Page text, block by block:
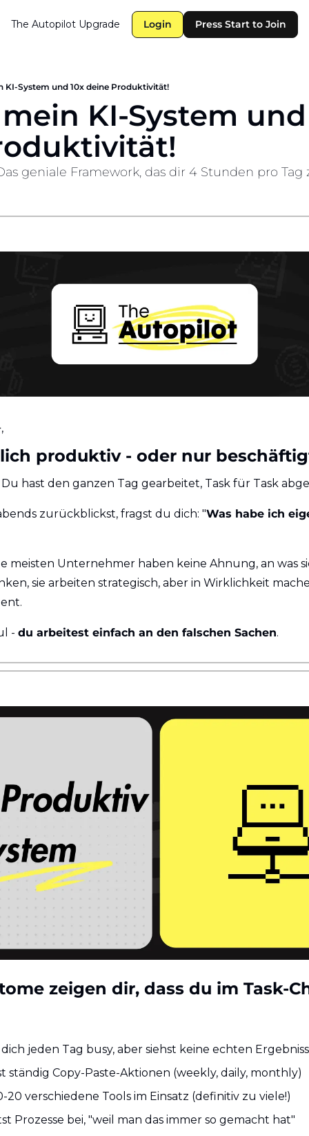
The Autopilot Upgrade Login Press Start to Join
KI-System und 10x deine Produktivität!
KI-System und
geniale Framework, das dir 4 Stunden pro
produktiv - oder nur
hast den ganzen Tag gearbeitet, Task für Task
zurückblickst, fragst du dich: "Was habe ich
meisten Unternehmer haben keine Ahnung, an was
sie arbeiten strategisch, aber in Wirklichkeit
- du arbeitest einfach an den falschen Sachen.
zeigen dir, dass du im Task-
jeden Tag busy, aber siehst keine echten
ständig Copy-Paste-Aktionen (weekly, daily, monthly)
20 verschiedene Tools im Einsatz (definitiv zu viele!)
Prozesse bei, "weil man das immer so gemacht hat"